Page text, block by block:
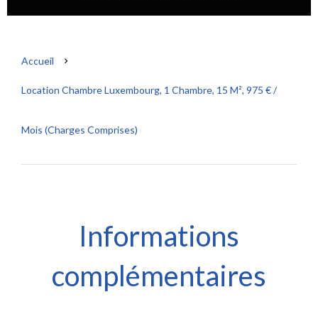
Accueil
Location Chambre Luxembourg, 1 Chambre, 15 M², 975 € /
Mois (Charges Comprises)
Informations
complémentaires